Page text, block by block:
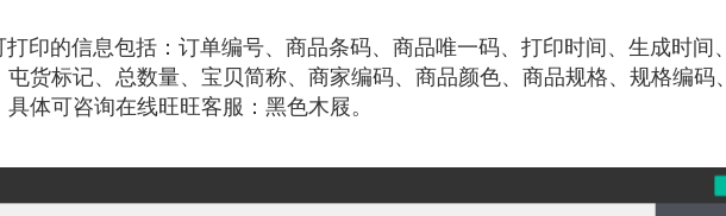
的信息包括：订单编号、商品条码、商品唯一码、打印时间、生成时间
货标记、总数量、宝贝简称、商家编码、商品颜色、商品规格、规格编码
体可咨询在线旺旺客服：黑色木屐。